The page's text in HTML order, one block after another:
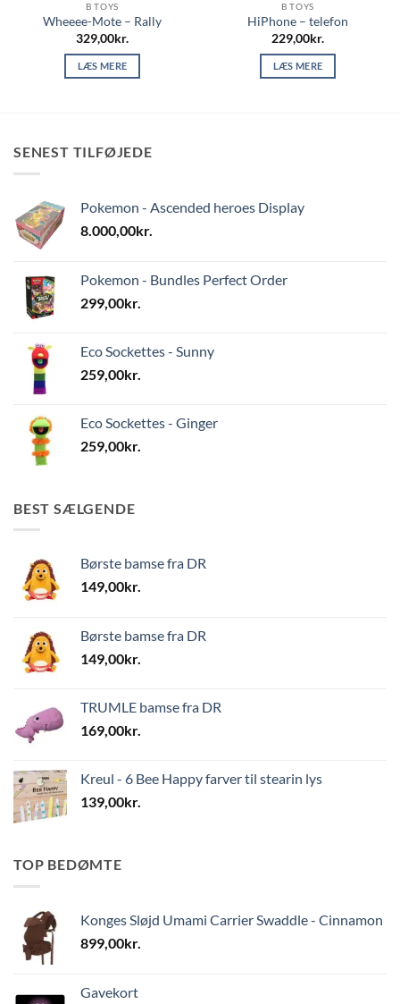
B TOYS
Wheeee-Mote – Rally
329,00kr.
LÆS MERE
B TOYS
HiPhone – telefon
229,00kr.
LÆS MERE
SENEST TILFØJEDE
Pokemon - Ascended heroes Display
8.000,00kr.
Pokemon - Bundles Perfect Order
299,00kr.
Eco Sockettes - Sunny
259,00kr.
Eco Sockettes - Ginger
259,00kr.
BEST SÆLGENDE
Børste bamse fra DR
149,00kr.
Børste bamse fra DR
149,00kr.
TRUMLE bamse fra DR
169,00kr.
Kreul - 6 Bee Happy farver til stearin lys
139,00kr.
TOP BEDØMTE
Konges Sløjd Umami Carrier Swaddle - Cinnamon
899,00kr.
Gavekort